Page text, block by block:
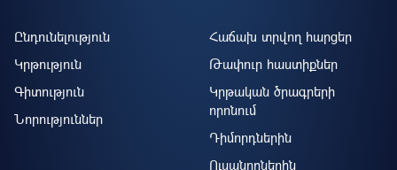
Ընդունելություն
Կրթություն
Գիտություն
Նորություններ
Հաճախ տրվող հարցեր
Թափուր հաստիքներ
Կրթական ծրագրերի
որոնում
Դիմորդներին
Ուսանողներին